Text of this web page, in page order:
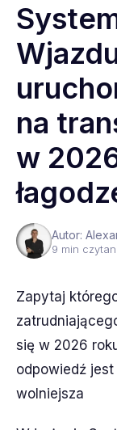
na
w
Autor:
9 min
Zapytaj
się w 2026
odpowiedź jest
wolniejsza